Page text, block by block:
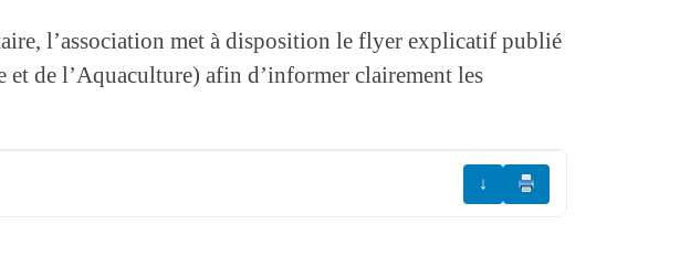
l’association met à disposition le flyer explicatif publié
de l’Aquaculture) afin d’informer clairement les
↓